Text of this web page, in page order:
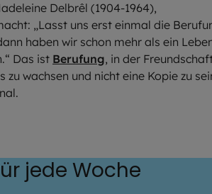
Delbrêl (1904-1964),
„Lasst uns erst einmal die
haben wir schon mehr als ein
Das ist Berufung, in der
zu wachsen und nicht eine Kopie zu
jede Woche